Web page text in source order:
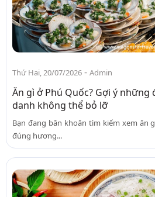
Thứ Hai, 20/07/2026 - Admin
Ăn gì ở Phú Quốc? Gợi ý
danh không thể bỏ lỡ
Bạn đang băn khoăn tìm kiếm xem ăn
đúng hương...